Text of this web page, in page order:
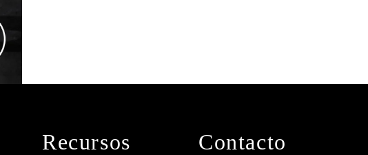
Recursos Contacto